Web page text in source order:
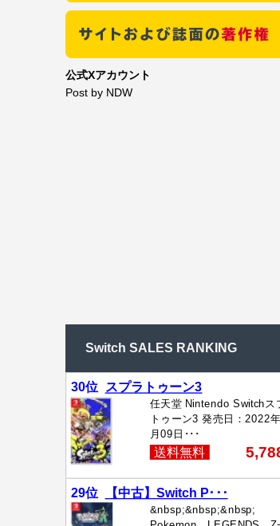
公式Xアカウント
Post by NDW
Switch SALES RANKING